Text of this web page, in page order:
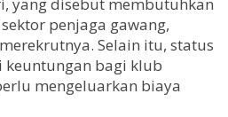
penjaga gawang,
Selain itu, status
keuntungan bagi klub
mengeluarkan biaya